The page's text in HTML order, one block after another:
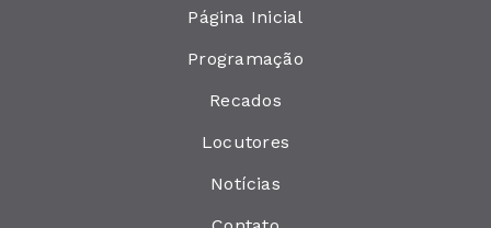
Página Inicial
Programação
Recados
Locutores
Notícias